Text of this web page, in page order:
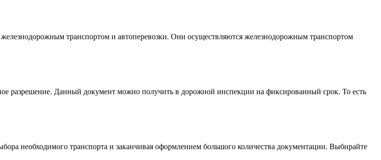
транспортом и автоперевозки. Они осуществляются железнодорожным транспортом
разрешение. Данный документ можно получить в дорожной инспекции на фиксированный срок. То есть
необходимого транспорта и заканчивая оформлением большого количества документации. Выбирайте